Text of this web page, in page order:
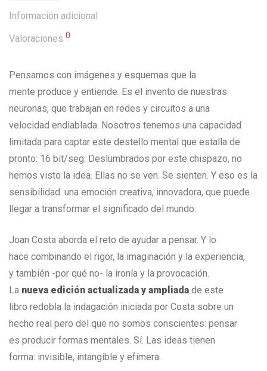
Información adicional
Valoraciones 0
Pensamos con imágenes y esquemas que la
mente produce y entiende. Es el invento de nuestras
neuronas, que trabajan en redes y circuitos a una
velocidad endiablada. Nosotros tenemos una capacidad
limitada para captar este destello mental que estalla de
pronto: 16 bit/seg. Deslumbrados por este chispazo, no
hemos visto la idea. Ellas no se ven. Se sienten. Y eso es la
sensibilidad: una emoción creativa, innovadora, que puede
llegar a transformar el significado del mundo.
Joan Costa aborda el reto de ayudar a pensar. Y lo
hace combinando el rigor, la imaginación y la experiencia,
y también -por qué no- la ironía y la provocación.
La nueva edición actualizada y ampliada de este
libro redobla la indagación iniciada por Costa sobre un
hecho real pero del que no somos conscientes: pensar
es producir formas mentales. Sí. Las ideas tienen
forma: invisible, intangible y efímera.